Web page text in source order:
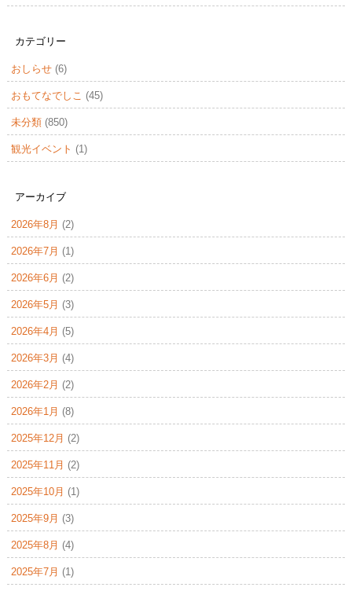
カテゴリー
おしらせ(6)
おもてなでしこ (45)
未分類(850)
観光イベント (1)
アーカイブ
2026年8月 (2)
2026年7月 (1)
2026年6月 (2)
2026年5月 (3)
2026年4月 (5)
2026年3月 (4)
2026年2月 (2)
2026年1月 (8)
2025年12月 (2)
2025年11月 (2)
2025年10月 (1)
2025年9月 (3)
2025年8月 (4)
2025年7月 (1)